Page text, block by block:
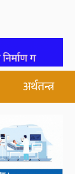
अर्थतन्त्र